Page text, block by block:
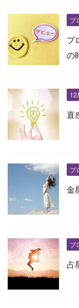
ブ
プ
の
12
直
ブ
金
ブ
占